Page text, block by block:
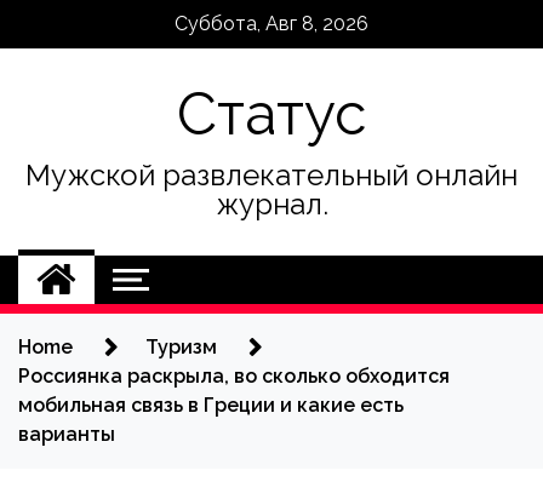
Суббота, Авг 8, 2026
Статус
Мужской развлекательный онлайн
журнал.
Home
Туризм
Россиянка раскрыла, во сколько обходится
мобильная связь в Греции и какие есть
варианты